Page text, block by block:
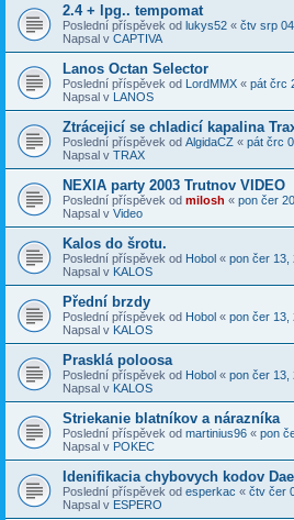
2.4 + lpg.. tempomat
Poslední příspěvek od lukys52 « čtv srp
Napsal v CAPTIVA
Lanos Octan Selector
Poslední příspěvek od LordMMX « pát črc
Napsal v LANOS
Ztrácejicí se chladicí kapalina
Poslední příspěvek od AlgidaCZ « pát črc
Napsal v TRAX
NEXIA party 2003 Trutnov VIDEO
Poslední příspěvek od milosh « pon čer
Napsal v Video
Kalos do šrotu.
Poslední příspěvek od Hobol « pon čer 13,
Napsal v KALOS
Přední brzdy
Poslední příspěvek od Hobol « pon čer 13,
Napsal v KALOS
Prasklá poloosa
Poslední příspěvek od Hobol « pon čer 13,
Napsal v KALOS
Striekanie blatníkov a nárazníka
Poslední příspěvek od martinius96 « pon
Napsal v POKEC
Idenifikacia chybovych kodov
Poslední příspěvek od esperkac « čtv čer
Napsal v ESPERO